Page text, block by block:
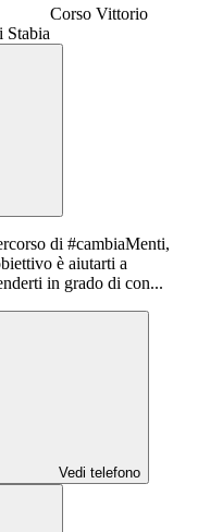
Corso Vittorio
Stabia
di #cambiaMenti,
è aiutarti a
in grado di con...
Vedi telefono